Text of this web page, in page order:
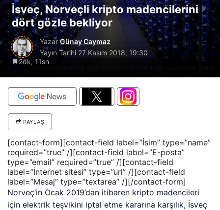
İsveç, Norveçli kripto madencilerini
dört gözle bekliyor
YazarGünay Caymaz
Yayın Tarihi 27 Kasım 2018, 19:30
2dk, 11sn
PAYLAŞ
[contact-form][contact-field label=”İsim” type=”name”
required=”true” /][contact-field label=”E-posta”
type=”email” required=”true” /][contact-field
label=”İnternet sitesi” type=”url” /][contact-field
label=”Mesaj” type=”textarea” /][/contact-form]
Norveç’in Ocak 2019’dan itibaren kripto madencileri
için elektrik teşvikini iptal etme kararına karşılık, İsveç